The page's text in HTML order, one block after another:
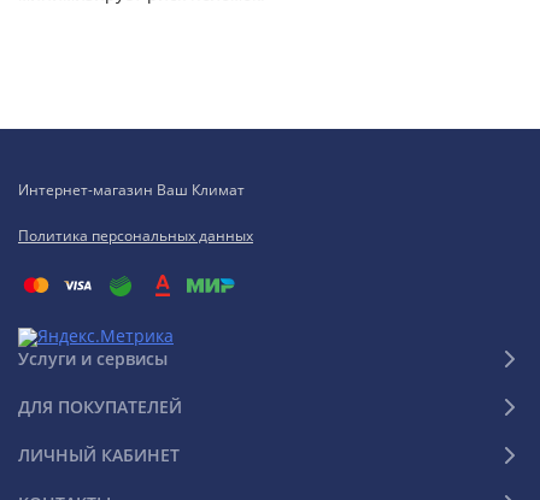
Интернет-магазин Ваш Климат
Политика персональных данных
Услуги и сервисы
ДЛЯ ПОКУПАТЕЛЕЙ
ЛИЧНЫЙ КАБИНЕТ